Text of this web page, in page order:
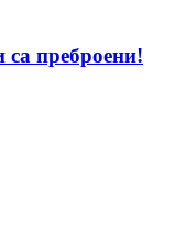
преброени!